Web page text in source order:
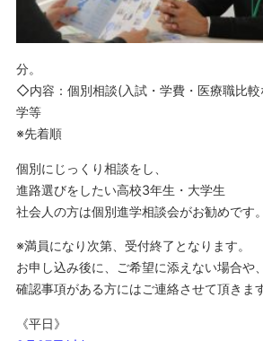
分。
◇内容：個別相談(入試・学費・医療職比
学等
※先着順
個別にじっくり相談をし、
進路選びをしたい高校3年生・大学生
社会人の方は個別進学相談会がお勧めです。
※満員になり次第、受付終了となります。
お申し込み後に、ご希望に添えない場合や、
確認事項がある方にはご連絡させて頂きます
《平日》